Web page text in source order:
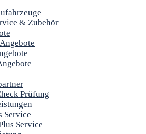
& Zubehör
Prüfung
Service
Service